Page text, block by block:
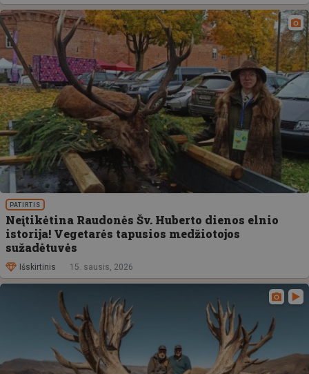
PATIRTIS
Neįtikėtina Raudonės Šv. Huberto dienos elnio
istorija! Vegetarės tapusios medžiotojos
sužadėtuvės
Išskirtinis 15. sausis, 2026